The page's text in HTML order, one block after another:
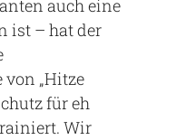
auch eine
ist – hat der
„Hitze
für eh
Wir